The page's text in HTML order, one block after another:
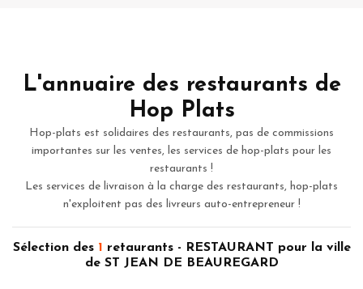
L'annuaire des restaurants de
Hop Plats
Hop-plats est solidaires des restaurants, pas de commissions
importantes sur les ventes, les services de hop-plats pour les
restaurants !
Les services de livraison à la charge des restaurants, hop-plats
n'exploitent pas des livreurs auto-entrepreneur !
Sélection des 1 retaurants - RESTAURANT pour la ville
de ST JEAN DE BEAUREGARD